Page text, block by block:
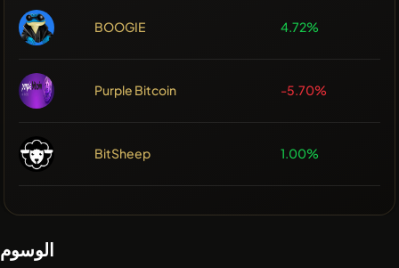
BOOGIE 4.72%
Purple Bitcoin -5.70%
BitSheep 1.00%
الوسوم